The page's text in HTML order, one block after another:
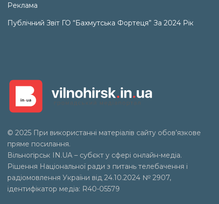
Реклама
Публічний Звіт ГО “Бахмутська Фортеця” За 2024 Рік
© 2025 При використанні матеріалів сайту обов’язкове
пряме посилання.
Вільногірськ
IN.UA – субєкт у сфері онлайн-медіа.
Рішення Національної ради з питань телебачення і
радіомовлення України від 24.10.2024 № 2907,
ідентифікатор медіа: R40-05579